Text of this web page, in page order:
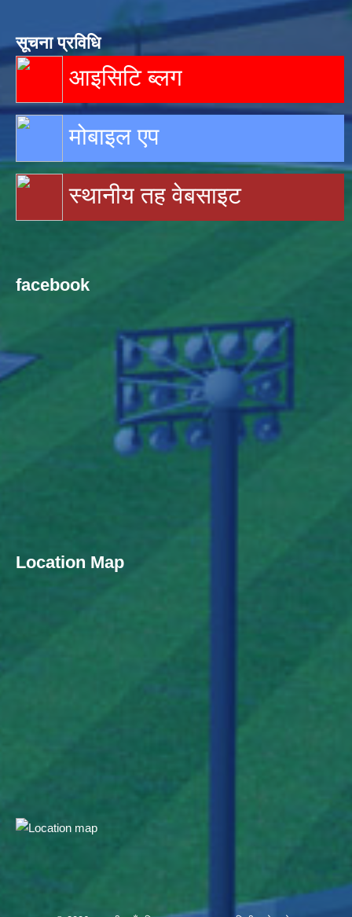
सूचना प्रविधि
आइसिटि ब्लग
मोबाइल एप
स्थानीय तह वेबसाइट
facebook
Location Map